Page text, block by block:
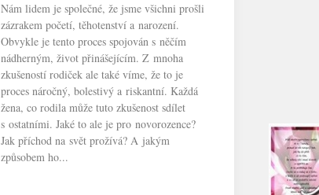
Nám lidem je společné, že jsme všichni prošli
zázrakem početí, těhotenství a narození.
Obvykle je tento proces spojován s něčím
nádherným, život přinášejícím. Z mnoha
zkušeností rodiček ale také víme, že to je
proces náročný, bolestivý a riskantní. Každá
žena, co rodila může tuto zkušenost sdílet
s ostatními. Jaké to ale je pro novorozence?
Jak příchod na svět prožívá? A jakým
způsobem ho...